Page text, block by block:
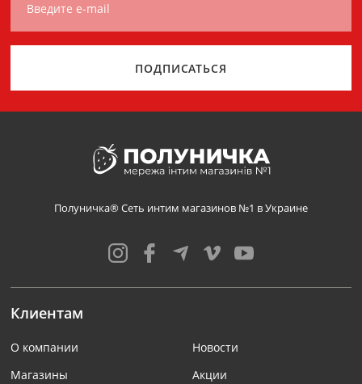
Введите e-mail
ПОДПИСАТЬСЯ
Полуничка® Сеть интим магазинов №1 в Украине
Клиентам
О компании
Магазины
Новости
Акции